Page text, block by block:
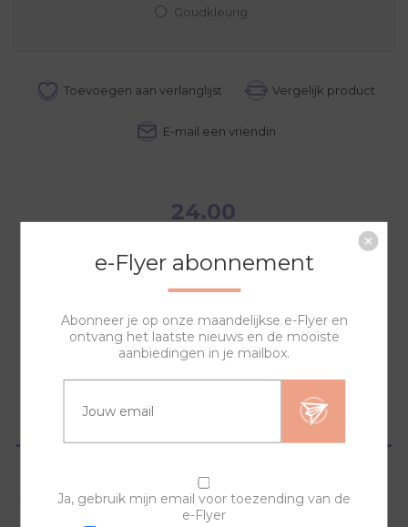
Goudkleurig
24.00
NAAR WINKELWAGEN
SPECIFICATIES
e-Flyer abonnement
Abonneer je op onze maandelijkse e-Flyer en
ontvang het laatste nieuws en de mooiste
aanbiedingen in je mailbox.
Ja, gebruik mijn email voor toezending van de
e-Flyer